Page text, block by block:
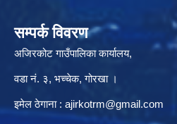
सम्पर्क विवरण
अजिरकोट गाउँपालिका कार्यालय,
वडा नं. ३, भच्चेक, गोरखा ।
इमेल ठेगाना : ajirkotrm@gmail.com